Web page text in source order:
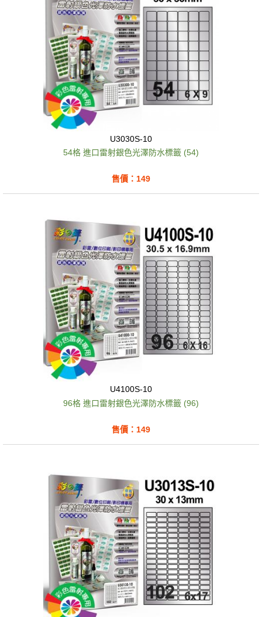
U3030S-10
54格 進口雷射銀色光澤防水標籤 (54)
售價：149
U4100S-10
96格 進口雷射銀色光澤防水標籤 (96)
售價：149